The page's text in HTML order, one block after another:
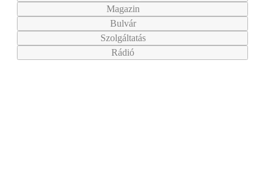
Magazin
Bulvár
Szolgáltatás
Rádió